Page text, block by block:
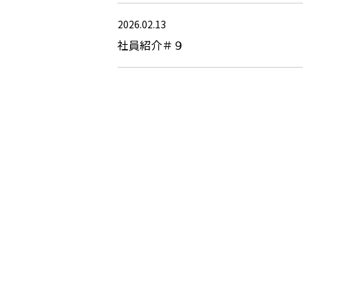
2026.02.13
社員紹介＃９